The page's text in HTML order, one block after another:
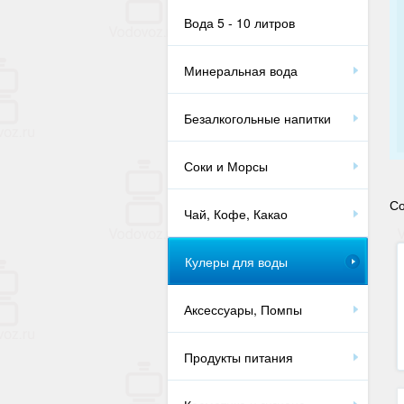
Вода 5 - 10 литров
Минеральная вода
Безалкогольные напитки
Соки и Морсы
Чай, Кофе, Какао
Кулеры для воды
Аксессуары, Помпы
Продукты питания